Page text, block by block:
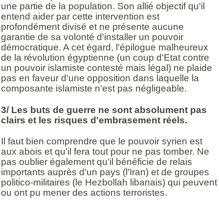
une partie de la population. Son allié objectif qu'il
entend aider par cette intervention est
profondément divisé et ne présente aucune
garantie de sa volonté d'installer un pouvoir
démocratique. A cet égard, l'épilogue malheureux
de la révolution égyptienne (un coup d'Etat contre
un pouvoir islamiste contesté mais légal) ne plaide
pas en faveur d'une opposition dans laquelle la
composante islamiste n'est pas négligeable.
3/ Les buts de guerre ne sont absolument pas
clairs et les risques d'embrasement réels.
Il faut bien comprendre que le pouvoir syrien est
aux abois et qu'il fera tout pour ne pas tomber. Ne
pas oublier également qu'il bénéficie de relais
importants auprès d'un pays (l'Iran) et de groupes
politico-militaires (le Hezbollah libanais) qui peuvent
ou ont pu mener des actions terroristes.